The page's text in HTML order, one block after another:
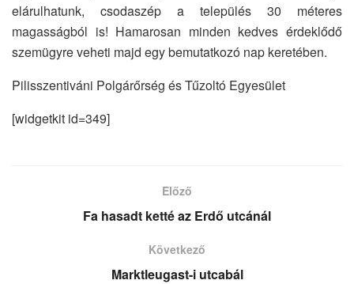
elárulhatunk, csodaszép a település 30 méteres
magasságból is! Hamarosan minden kedves érdeklődő
szemügyre veheti majd egy bemutatkozó nap keretében.
Pilisszentiváni Polgárőrség és Tűzoltó Egyesület
[widgetkit id=349]
Előző
Fa hasadt ketté az Erdő utcánál
Következő
Marktleugast-i utcabál